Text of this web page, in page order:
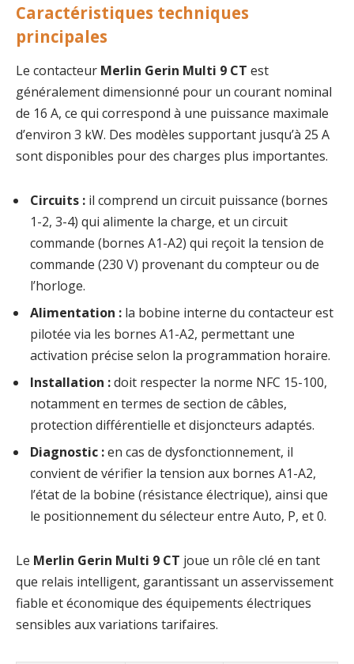
Caractéristiques techniques
principales
Le contacteur Merlin Gerin Multi 9 CT est
généralement dimensionné pour un courant nominal
de 16 A, ce qui correspond à une puissance maximale
d’environ 3 kW. Des modèles supportant jusqu’à 25 A
sont disponibles pour des charges plus importantes.
Circuits : il comprend un circuit puissance (bornes
1-2, 3-4) qui alimente la charge, et un circuit
commande (bornes A1-A2) qui reçoit la tension de
commande (230 V) provenant du compteur ou de
l’horloge.
Alimentation : la bobine interne du contacteur est
pilotée via les bornes A1-A2, permettant une
activation précise selon la programmation horaire.
Installation :doit respecter la norme NFC 15-100,
notamment en termes de section de câbles,
protection différentielle et disjoncteurs adaptés.
Diagnostic :en cas de dysfonctionnement, il
convient de vérifier la tension aux bornes A1-A2,
l’état de la bobine (résistance électrique), ainsi que
le positionnement du sélecteur entre Auto, P, et 0.
Le Merlin Gerin Multi 9 CT joue un rôle clé en tant
que relais intelligent, garantissant un asservissement
fiable et économique des équipements électriques
sensibles aux variations tarifaires.